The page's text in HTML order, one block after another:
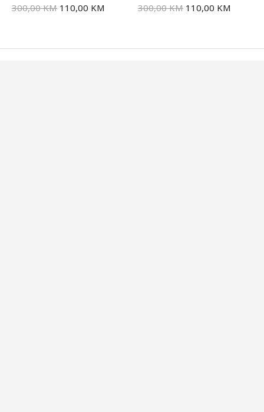
300,00KM 110,00 KM 300,00KM 110,00 KM